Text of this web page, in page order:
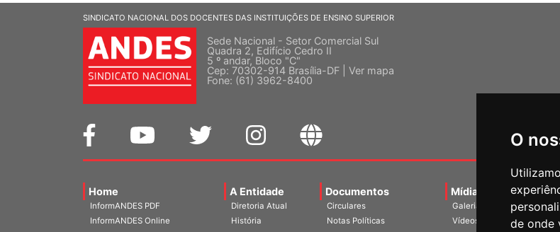
O
de onde
SINDICATO NACIONAL DOS DOCENTES DAS INSTITUIÇÕES DE ENSINO SUPERIOR
Sede Nacional - Setor Comercial Sul
Quadra 2, Edifício Cedro II
5 º andar, Bloco "C"
Cep: 70302-914 Brasília-DF | Ver mapa
Fone: (61) 3962-8400
Home
InformANDES PDF
InformANDES Online
A Entidade
Diretoria Atual
História
Documentos
Circulares
Notas Políticas
Mídias
Galerias
Vídeos